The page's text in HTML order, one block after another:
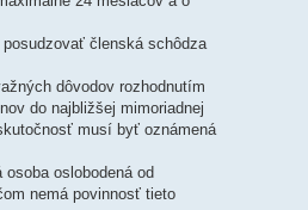
členská schôdza
dôvodov rozhodnutím
do najbližšej mimoriadnej
musí byť oznámená
oslobodená od
nemá povinnosť tieto